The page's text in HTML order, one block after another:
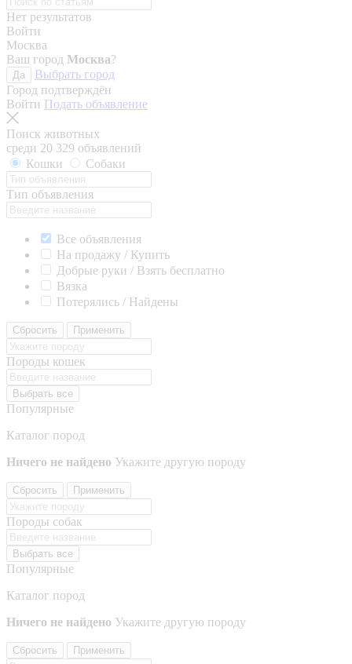
Нет результатов
Войти
Москва
Ваш город Москва?
Да
Выбрать город
Город подтверждён
Войти Подать объявление
Поиск животных
среди 20 329 объявлений
Кошки
Собаки
Тип объявления
Все объявления
На продажу / Купить
Добрые руки / Взять бесплатно
Вязка
Потерялись / Найдены
Сбросить Применить
Породы кошек
Выбрать все
Популярные
Каталог пород
Ничего не найдено Укажите другую породу
Сбросить Применить
Породы собак
Выбрать все
Популярные
Каталог пород
Ничего не найдено Укажите другую породу
Сбросить Применить